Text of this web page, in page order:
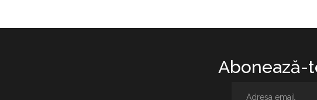
Abonează-